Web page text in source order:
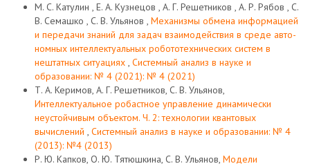
М. С. Катулин , Е. А. Кузнецов , А. Г. Решетников , А. Р. Рябов , С.
В. Семашко , С. В. Ульянов , Механизмы обмена информацией
и передачи знаний для задач взаимодействия в среде авто-
номных интеллектуальных робототехнических систем в
нештатных ситуациях , Системный анализ в науке и
образовании: № 4 (2021): № 4 (2021)
Т. А. Керимов, А. Г. Решетников, С. В. Ульянов,
Интеллектуальное робастное управление динамически
неустойчивым объектом. Ч. 2: технологии квантовых
вычислений , Системный анализ в науке и образовании: № 4
(2013): №4 (2013)
Р. Ю. Капков, О. Ю. Тятюшкина, С. В. Ульянов, Модели